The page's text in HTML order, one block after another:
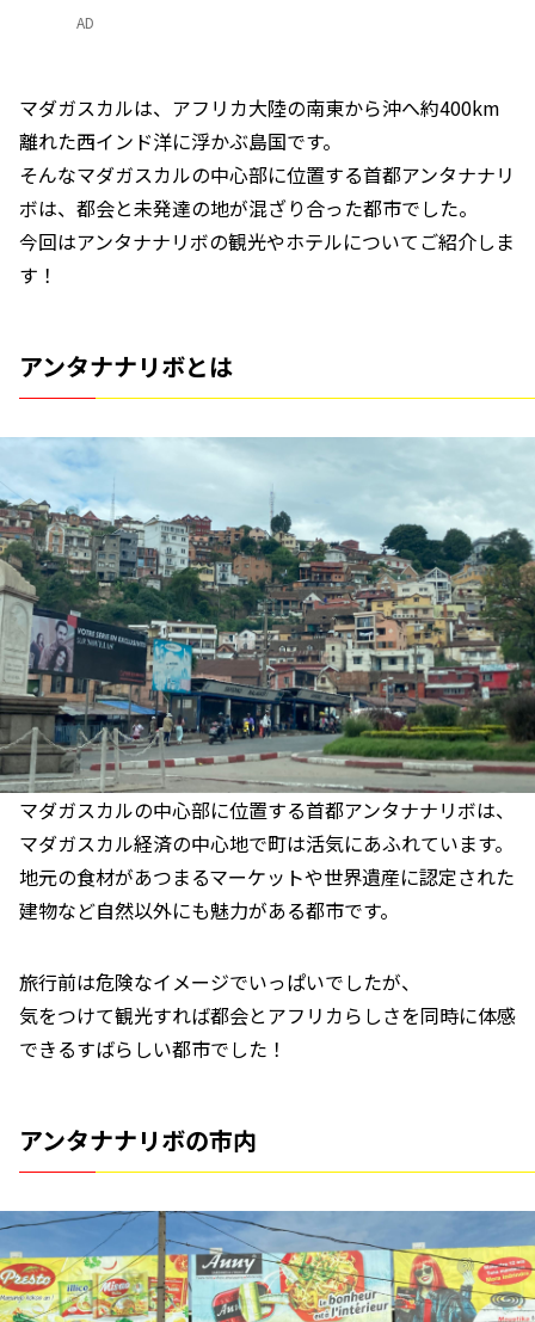
AD
マダガスカルは、アフリカ大陸の南東から沖へ約400km
離れた西インド洋に浮かぶ島国です。
そんなマダガスカルの中心部に位置する首都アンタナナリ
ボは、都会と未発達の地が混ざり合った都市でした。
今回はアンタナナリボの観光やホテルについてご紹介しま
す！
アンタナナリボとは
マダガスカルの中心部に位置する首都アンタナナリボは、
マダガスカル経済の中心地で町は活気にあふれています。
地元の食材があつまるマーケットや世界遺産に認定された
建物など自然以外にも魅力がある都市です。
旅行前は危険なイメージでいっぱいでしたが、
気をつけて観光すれば都会とアフリカらしさを同時に体感
できるすばらしい都市でした！
アンタナナリボの市内